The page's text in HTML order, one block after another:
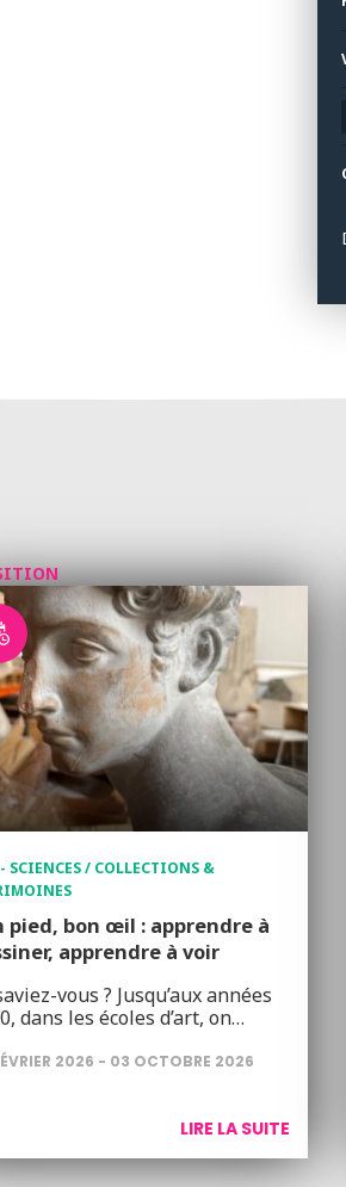
SCIENCES / COLLECTIONS &
pied, bon œil : apprendre à
apprendre à voir
vous ? Jusqu’aux années
dans les écoles d’art, on…
2026 - 03 OCTOBRE 2026
LIRE LA SUITE